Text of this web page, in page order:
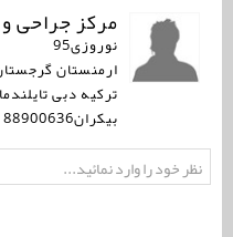
مرکز جراحی
نوروزی95
ارمنستان
ترکیه دبی
بیکران88900636